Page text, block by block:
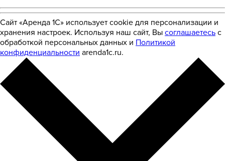
Сайт «Аренда 1С» использует cookie для персонализации и
хранения настроек. Используя наш сайт, Вы соглашаетесь с
обработкой персональных данных и Политикой
конфиденциальности arenda1c.ru.